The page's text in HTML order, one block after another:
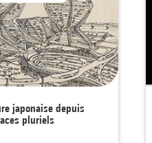
japonaise depuis
pluriels